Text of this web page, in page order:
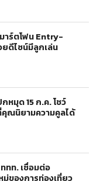
าร์ตโฟน Entry-
ยดีไซน์มีลูกเล่น
หมุด 15 ก.ค. โชว์
คุณนิยามความคูลได้
ทท. เชื่อมต่อ
ของการท่องเที่ยว